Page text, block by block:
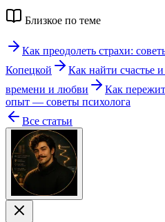
Близкое по теме
Как преодолеть страхи:
Копецкой
Как найти счастье
времени и любви
Как
опыт — советы психолога
Все статьи